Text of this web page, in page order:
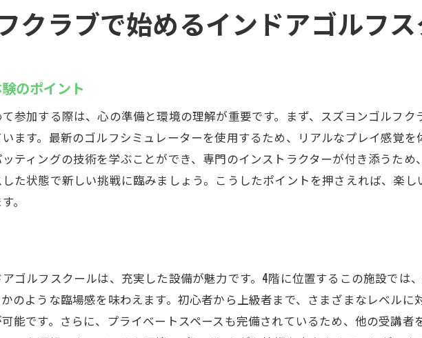
初めての方へのアドバイス
最新の設備でゴルフを学ぶスズヨンゴルフクラブのインドアゴルフスク
技術向上に役立つ設備とは
スズヨンの設備を活かした練習方法
初心者からプロまでの満足度
インドアでのリアルなゴルフ体験
他の施設との違い
スズヨンの実績と経験
会員制のメリットと特典
クラブで始めるインドアゴルフ
のポイント
参加する際は、心の準備と環境の理解が重要です。まず、スズヨンゴルフ
ます。最新のゴルフシミュレーターを使用するため、リアルなプレイ感覚
ティングの技術を学ぶことができ、専門のインストラクターが付き添うた
た状態で新しい挑戦に臨みましょう。こうしたポイントを押さえれば、楽
。
ゴルフスクールは、充実した設備が魅力です。4階に位置するこの施設では
のような臨場感を味わえます。初心者から上級者まで、さまざまなレベルに
能です。さらに、プライベートスペースも完備されているため、他の受講者